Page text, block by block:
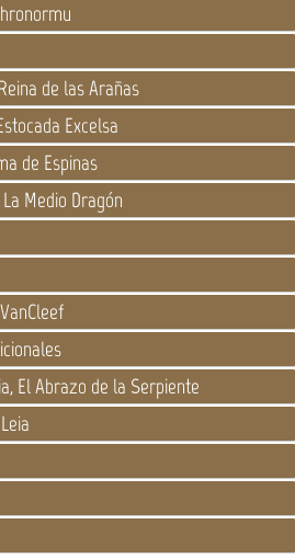
de las Arañas
Excelsa
de Espinas
Medio Dragón
El Abrazo de la Serpiente